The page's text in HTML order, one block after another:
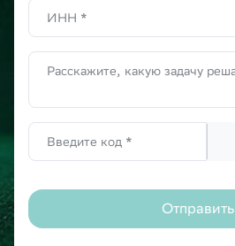
Отправить